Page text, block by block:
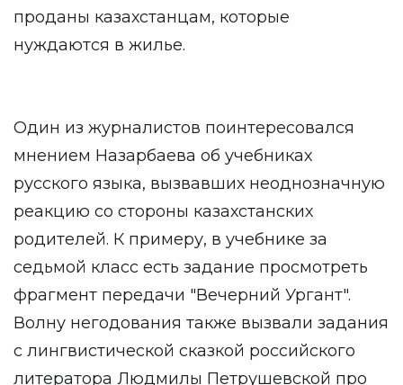
проданы казахстанцам, которые
нуждаются в жилье.
Один из журналистов поинтересовался
мнением Назарбаева об учебниках
русского языка, вызвавших неоднозначную
реакцию со стороны казахстанских
родителей. К примеру, в учебнике за
седьмой класс есть задание просмотреть
фрагмент передачи "Вечерний Ургант".
Волну негодования также вызвали задания
с лингвистической сказкой российского
литератора Людмилы Петрушевской про